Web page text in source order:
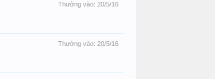
Thưởng vào: 20/5/16
Thưởng vào: 20/5/16